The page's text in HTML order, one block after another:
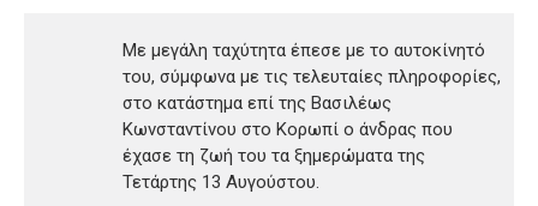
Με μεγάλη ταχύτητα έπεσε με το αυτοκίνητό
του, σύμφωνα με τις τελευταίες πληροφορίες,
στο κατάστημα επί της Βασιλέως
Κωνσταντίνου στο Κορωπί ο άνδρας που
έχασε τη ζωή του τα ξημερώματα της
Τετάρτης 13 Αυγούστου.